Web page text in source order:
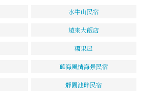
水牛山民宿
遠來大飯店
糖果屋
藍海風情海景民宿
靜園池畔民宿